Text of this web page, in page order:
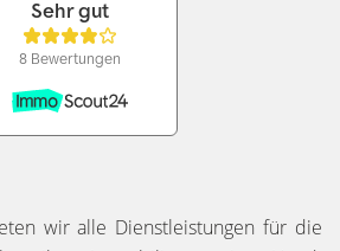
wir alle Dienstleistungen für die